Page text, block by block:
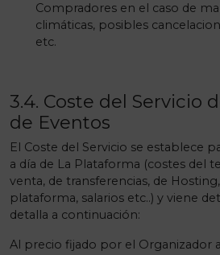
Compradores en el caso de
climáticas, posibles
etc.
3.4. Coste del Servicio
de Eventos
El Coste del Servicio se establece
a día de La Plataforma (costes del
venta, de transferencias, de
plataforma, salarios etc..) y viene
detalla a continuación:
Al precio fijado por el Organizador